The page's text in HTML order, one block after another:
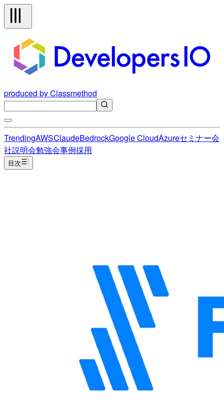
produced by Classmethod
TrendingAWSClaudeBedrockGoogle CloudAzureセミナー会
社説明会勉強会事例採用
目次